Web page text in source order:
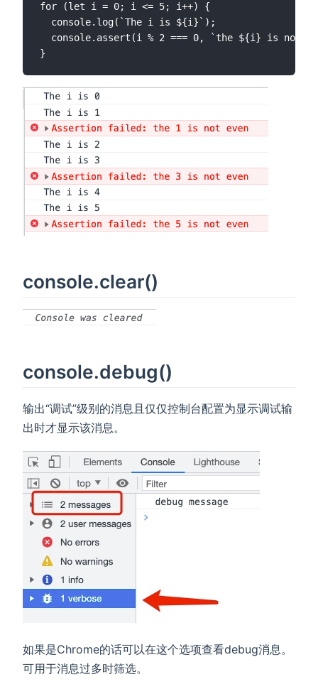
for (let i = 0; i <= 5; i++) {
  console.log(`The i is ${i}`);
console.assert(i % 2 === 0, `the ${i} is not
console.clear()
console.debug()
输出“调试”级别的消息且仅仅控制台配置为显示调试输
出时才显示该消息。
如果是Chrome的话可以在这个选项查看debug消息。
可用于消息过多时筛选。